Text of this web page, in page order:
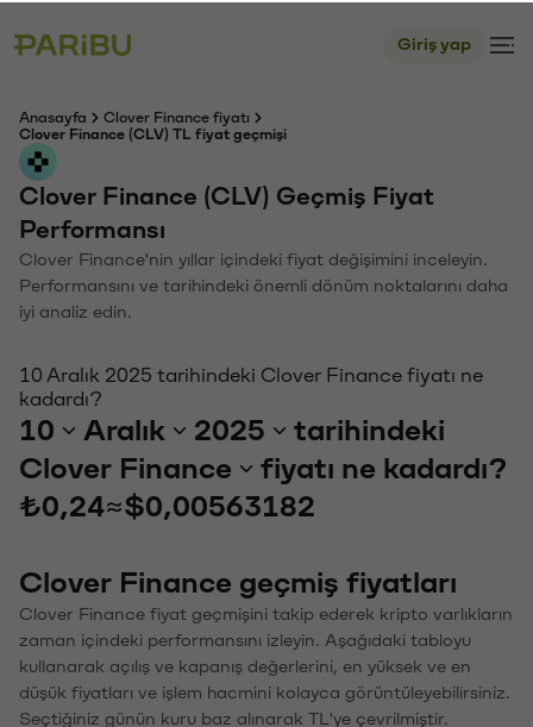
Giriş yap
Anasayfa
Clover Finance fiyatı
Clover Finance (CLV) TL fiyat geçmişi
Clover Finance (CLV) Geçmiş Fiyat
Performansı
Clover Finance'nin yıllar içindeki fiyat değişimini inceleyin.
Performansını ve tarihindeki önemli dönüm noktalarını daha
iyi analiz edin.
10 Aralık 2025 tarihindeki Clover Finance fiyatı ne
kadardı?
10 Aralık 2025
tarihindeki
Clover Finance
fiyatı ne kadardı?
₺0,24≈$0,00563182
Clover Finance geçmiş fiyatları
Clover Finance fiyat geçmişini takip ederek kripto varlıkların
zaman içindeki performansını izleyin. Aşağıdaki tabloyu
kullanarak açılış ve kapanış değerlerini, en yüksek ve en
düşük fiyatları ve işlem hacmini kolayca görüntüleyebilirsiniz.
Seçtiğiniz günün kuru baz alınarak TL'ye çevrilmiştir.